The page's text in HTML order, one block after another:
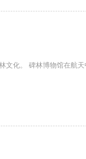
学的操